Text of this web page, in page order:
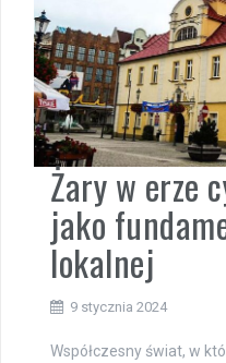
Żary w erze
jako
lokalnej
9 stycznia 2024
Współczesny świat, w